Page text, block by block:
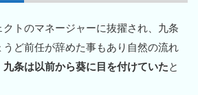
トのマネージャーに抜擢され、九条
ど前任が辞めた事もあり自然の流れ
九条は以前から葵に目を付けていたと